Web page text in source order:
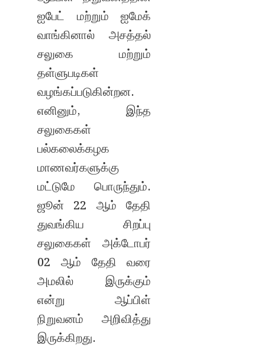
ஐபேட் மற்றும் ஐமேக்
வாங்கினால் அசத்தல்
சலுகை மற்றும்
தள்ளுபடிகள்
வழங்கப்படுகின்றன.
எனினும், இந்த
சலுகைகள்
பல்கலைக்கழக
மாணவர்களுக்கு
மட்டுமே பொருந்தும்.
ஜூன் 22 ஆம் தேதி
துவங்கிய சிறப்பு
சலுகைகள் அக்டோபர்
02 ஆம் தேதி வரை
அமலில் இருக்கும்
என்று ஆப்பிள்
நிறுவனம் அறிவித்து
இருக்கிறது.